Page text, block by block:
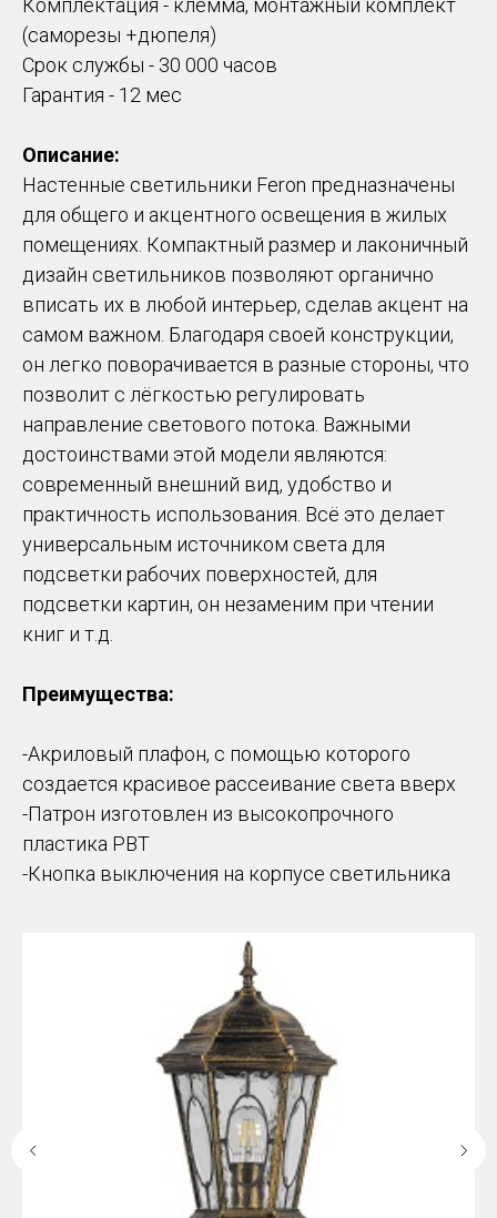
Комплектация - клемма, монтажный комплект
(саморезы +дюпеля)
Срок службы - 30 000 часов
Гарантия - 12 мес
Описание:
Настенные светильники Feron предназначены
для общего и акцентного освещения в жилых
помещениях. Компактный размер и лаконичный
дизайн светильников позволяют органично
вписать их в любой интерьер, сделав акцент на
самом важном. Благодаря своей конструкции,
он легко поворачивается в разные стороны, что
позволит с лёгкостью регулировать
направление светового потока. Важными
достоинствами этой модели являются:
современный внешний вид, удобство и
практичность использования. Всё это делает
универсальным источником света для
подсветки рабочих поверхностей, для
подсветки картин, он незаменим при чтении
книг и т.д.
Преимущества:
-Акриловый плафон, с помощью которого
создается красивое рассеивание света вверх
-Патрон изготовлен из высокопрочного
пластика PBT
-Кнопка выключения на корпусе светильника